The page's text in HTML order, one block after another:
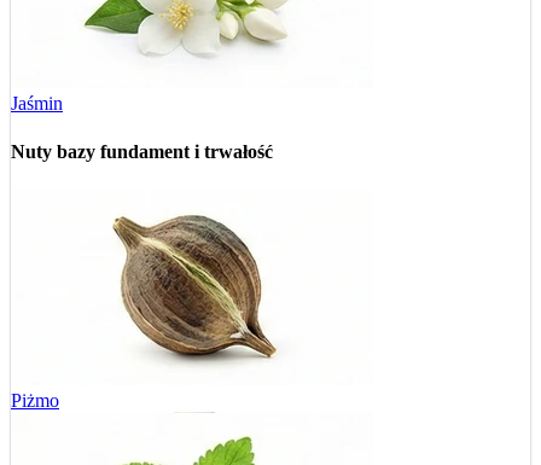
Jaśmin
Nuty bazy fundament i trwałość
Piżmo